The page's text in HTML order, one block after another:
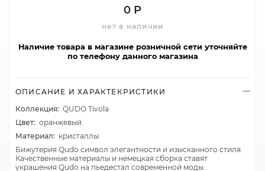
0 Р
нет в наличии
Наличие товара в магазине розничной сети уточняйте
по телефону данного магазина
ОПИСАНИЕ И ХАРАКТЕКРИСТИКИ
Коллекция: QUDO Tivola
Цвет: оранжевый
Материал: кристаллы
Бижутерия Qudo символ элегантности и изысканного стиля.
Качественные материалы и немецкая сборка ставят
украшения Qudo на пьедестал современной моды.